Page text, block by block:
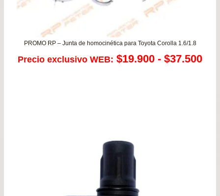
PROMO RP – Junta de homocinética para Toyota Corolla 1.6/1.8
Precio exclusivo WEB: $19.900 - $37.500